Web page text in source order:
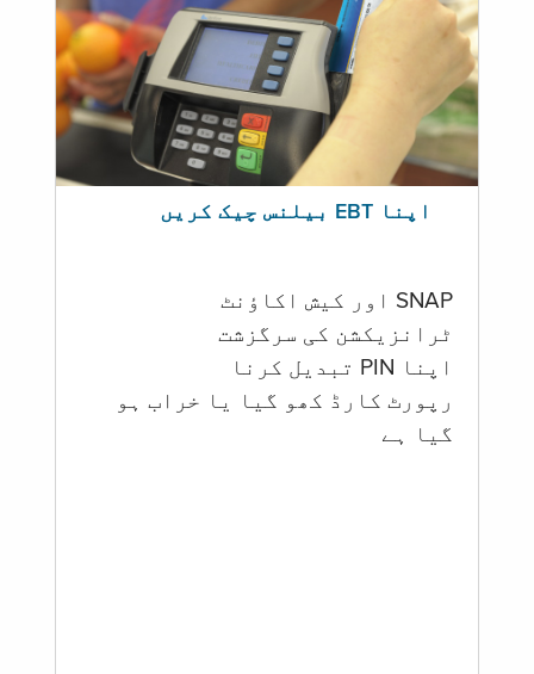
اپنا EBT بیلنس چیک کریں
SNAP اور کیش اکاؤنٹ
ٹرانزیکشن کی سرگزشت
اپنا PIN تبدیل کرنا
رپورٹ کارڈ کھو گیا یا خراب ہو
گيا ہے